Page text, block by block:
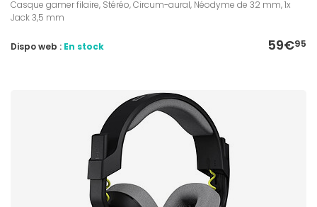
Casque gamer filaire, Stéréo, Circum-aural, Néodyme de 32 mm, 1x
Jack 3,5 mm
59€95
Dispo web : En stock